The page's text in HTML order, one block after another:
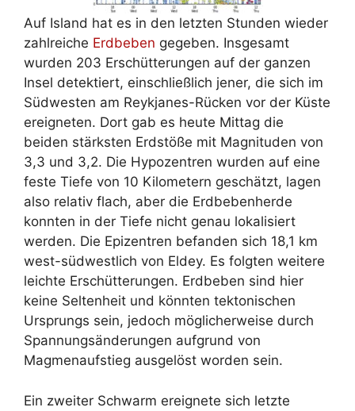
Auf Island hat es in den letzten Stunden wieder
zahlreiche Erdbeben gegeben. Insgesamt
wurden 203 Erschütterungen auf der ganzen
Insel detektiert, einschließlich jener, die sich im
Südwesten am Reykjanes-Rücken vor der Küste
ereigneten. Dort gab es heute Mittag die
beiden stärksten Erdstöße mit Magnituden von
3,3 und 3,2. Die Hypozentren wurden auf eine
feste Tiefe von 10 Kilometern geschätzt, lagen
also relativ flach, aber die Erdbebenherde
konnten in der Tiefe nicht genau lokalisiert
werden. Die Epizentren befanden sich 18,1 km
west-südwestlich von Eldey. Es folgten weitere
leichte Erschütterungen. Erdbeben sind hier
keine Seltenheit und könnten tektonischen
Ursprungs sein, jedoch möglicherweise durch
Spannungsänderungen aufgrund von
Magmenaufstieg ausgelöst worden sein.
Ein zweiter Schwarm ereignete sich letzte